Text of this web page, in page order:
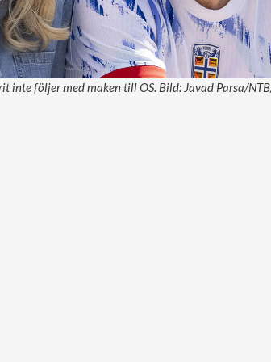
inte följer med maken till OS. Bild: Javad Parsa/